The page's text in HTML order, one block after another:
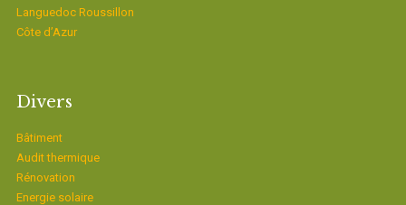
Languedoc Roussillon
Côte d’Azur
Divers
Bâtiment
Audit thermique
Rénovation
Energie solaire